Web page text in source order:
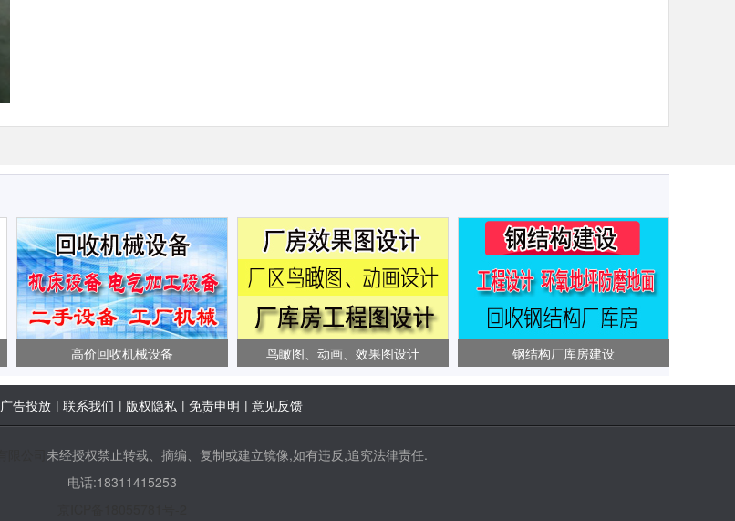
高价回收机械设备 鸟瞰图、动画、效果图设计 钢结构厂库房建设
广告投放 | 联系我们 | 版权隐私 | 免责申明 | 意见反馈
未经授权禁止转载、摘编、复制或建立镜像,如有违反,追究法律责任.
电话:18311415253